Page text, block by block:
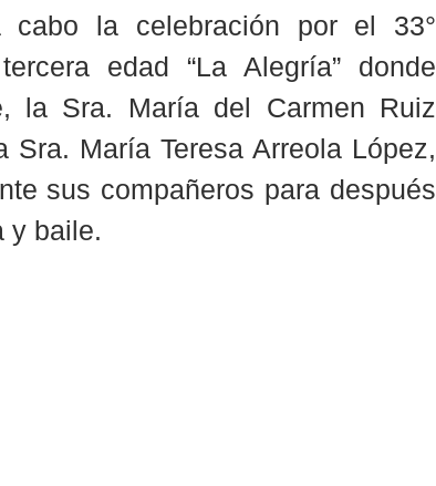
la celebración por el 33°
edad “La Alegría” donde
la Sra. María del Carmen Ruiz
María Teresa Arreola López,
sus compañeros para después
y baile.